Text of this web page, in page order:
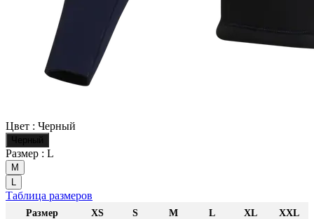
Цвет : Черный
Черный
Размер : L
M
Таблица размеров
Размер XS S M L XL XXL